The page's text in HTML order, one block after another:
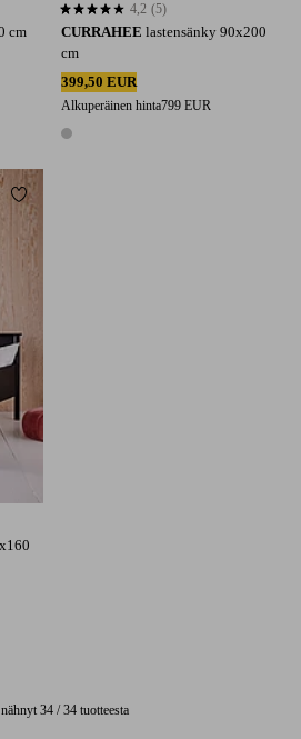
cm
CURRAHEE lastensänky 90x200
cm
399,50 EUR
Alkuperäinen hinta799 EUR
1 väri
4,2 perustuen 5 arvosanaan
4,2 (5)
Lisää suosikkeihin
34 / 34 tuotteesta